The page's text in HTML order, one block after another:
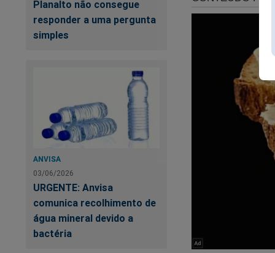
Planalto não consegue
responder a uma pergunta
simples
ANVISA
03/06/2026
URGENTE: Anvisa
comunica recolhimento de
água mineral devido a
bactéria
Por esse motivo,
Ainda não se
certamente, já
Acredite,
Clique no link
https://